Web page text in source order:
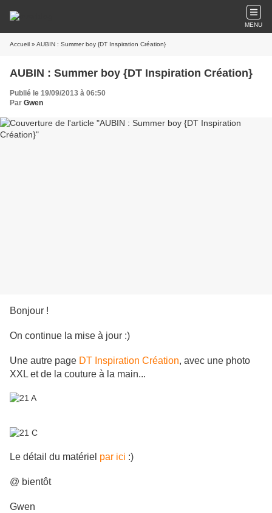
MENU
Accueil » AUBIN : Summer boy {DT Inspiration Création}
AUBIN : Summer boy {DT Inspiration Création}
Publié le 19/09/2013 à 06:50
Par Gwen
Bonjour !
On continue la mise à jour :)
Une autre page DT Inspiration Création, avec une photo
XXL et de la couture à la main...
Le détail du matériel par ici :)
@ bientôt
Gwen